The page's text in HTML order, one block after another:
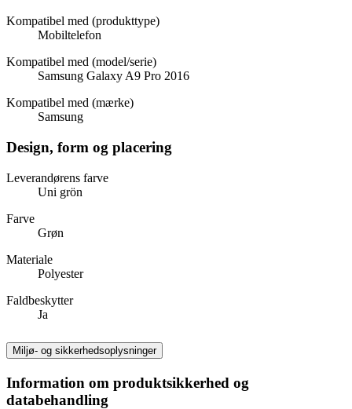
Kompatibel med (produkttype)
Mobiltelefon
Kompatibel med (model/serie)
Samsung Galaxy A9 Pro 2016
Kompatibel med (mærke)
Samsung
Design, form og placering
Leverandørens farve
Uni grön
Farve
Grøn
Materiale
Polyester
Faldbeskytter
Ja
Miljø- og sikkerhedsoplysninger
Information om produktsikkerhed og
databehandling